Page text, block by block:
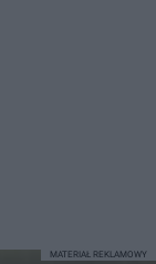
MATERIAŁ REKLAMOWY